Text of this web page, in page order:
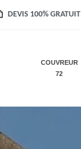
DEVIS 100% GRATUIT
COUVREUR
72